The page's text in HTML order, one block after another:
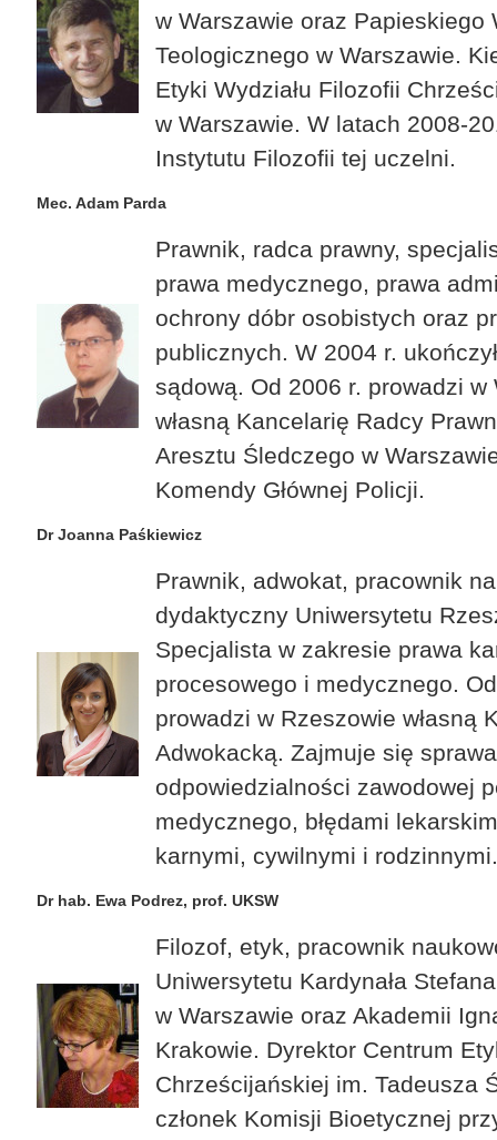
w Warszawie oraz Papieskiego
Teologicznego w Warszawie.
Etyki Wydziału Filozofii
w Warszawie. W latach 2008-
Instytutu Filozofii tej uczelni.
Mec. Adam Parda
Prawnik, radca prawny,
prawa medycznego, prawa
ochrony dóbr osobistych oraz
publicznych. W 2004 r.
sądową. Od 2006 r. prowadzi w
własną Kancelarię Radcy
Aresztu Śledczego w
Komendy Głównej Policji.
Dr Joanna Paśkiewicz
Prawnik, adwokat, pracownik
dydaktyczny Uniwersytetu
Specjalista w zakresie prawa
procesowego i medycznego.
prowadzi w Rzeszowie własną
Adwokacką. Zajmuje się
odpowiedzialności zawodowej
medycznego, błędami
karnymi, cywilnymi i rodzinnymi.
Dr hab. Ewa Podrez, prof. UKSW
Filozof, etyk, pracownik
Uniwersytetu Kardynała
w Warszawie oraz Akademii
Krakowie. Dyrektor Centrum
Chrześcijańskiej im. Tadeusza
członek Komisji Bioetycznej